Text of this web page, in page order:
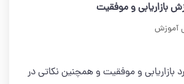
بازاریابی و موفقیت
آموزش
بازاریابی و موفقیت و همچنین نکاتی در